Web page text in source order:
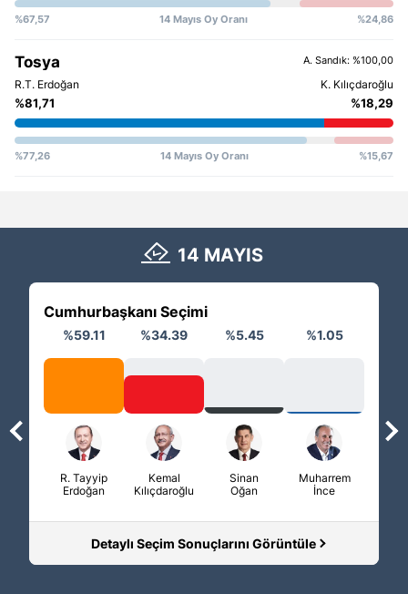
%67,57 14 Mayıs Oy Oranı %24,86
Tosya
%81,71
%77,26 14 Mayıs Oy Oranı %15,67
%18,29
A. Sandık: %100,00
14 MAYIS
Cumhurbaşkanı Seçimi
%59.11 %34.39 %5.45 %1.05
Detaylı Seçim Sonuçlarını Görüntüle